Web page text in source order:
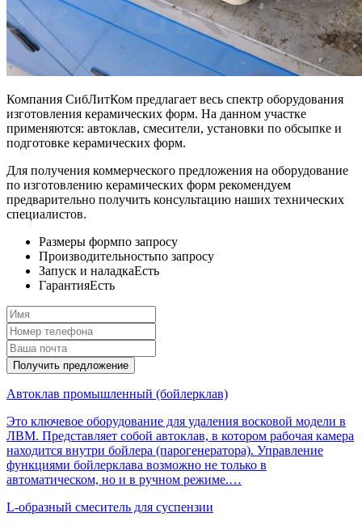
Компания СибЛитКом предлагает весь спектр оборудования
изготовления керамических форм. На данном участке
применяются: автоклав, смесители, установки по обсыпке и
подготовке керамических форм.
Для получения коммерческого предложения на оборудование
по изготовлению керамических форм рекомендуем
предварительно получить консультацию наших технических
специалистов.
Размеры формпо запросу
Производительностьпо запросу
Запуск и наладкаЕсть
ГарантияЕсть
Получить предложение
Автоклав промышленный (бойлерклав)
Это ключевое оборудование для удаления восковой модели в
ЛВМ. Представляет собой автоклав, в котором рабочая камера
находится внутри бойлера (парогенератора). Управление
функциями бойлерклава возможно не только в
автоматическом, но и в ручном режиме.…
L-образный смеситель для суспензии